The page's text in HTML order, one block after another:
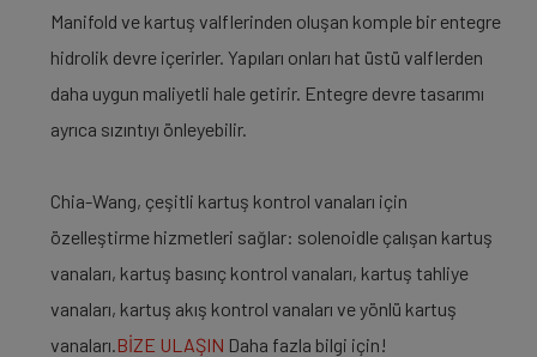
Manifold ve kartuş valflerinden oluşan komple bir entegre
hidrolik devre içerirler. Yapıları onları hat üstü valflerden
daha uygun maliyetli hale getirir. Entegre devre tasarımı
ayrıca sızıntıyı önleyebilir.
Chia-Wang, çeşitli kartuş kontrol vanaları için
özelleştirme hizmetleri sağlar: solenoidle çalışan kartuş
vanaları, kartuş basınç kontrol vanaları, kartuş tahliye
vanaları, kartuş akış kontrol vanaları ve yönlü kartuş
vanaları.BİZE ULAŞIN Daha fazla bilgi için!